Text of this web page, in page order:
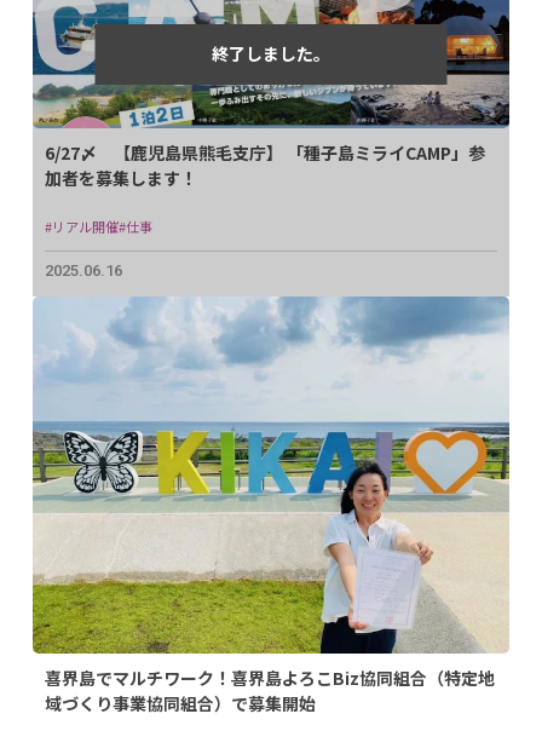
6/27〆 【鹿児島県熊毛支庁】 「種子島ミライCAMP」参
加者を募集します！
#リアル開催#仕事
2025.06.16
喜界島でマルチワーク！喜界島よろこBiz協同組合（特定地
域づくり事業協同組合）で募集開始